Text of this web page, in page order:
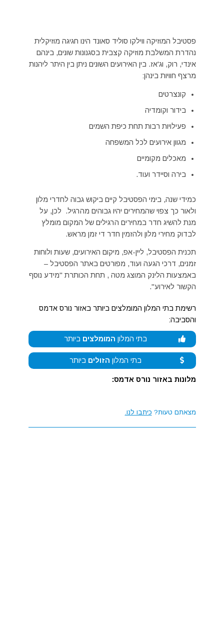
פסטיבל המוזיקה ווילקו סוליד סאונד הינו חגיגה מוזיקלית
נהדרת המשלבת מוזיקה קצבית בסגנונות שונים, בינהם
אינדי, רוק, וג'אז. בין האירועים השונים ניתן בין היתר ליהנות
מרצף חוויות בינהן:
קונצרטים
בידור וקומדיה
פעילויות רבות תחת כיפת השמים
מגוון אירועים לכל המשפחה
מאכלים מקומיים
בירה וסיידר ועוד.
כמידי שנה, בימי הפסטיבל קיים ביקוש גבוה לחדרי מלון
ולאור כך צפוי שהמחירים יהיו גבוהים מהרגיל. לכן, על
מנת להשיג חדר במחירים הרגילים של המקום מומלץ
לבדוק מחירי מלון ולהזמין חדר די זמן מראש.
תכנית הפסטיבל, ליין-אפ, מיקום האירועים, שעות ולוחות
זמנים, דרכי הגעה ועוד, מפורטים באתר הפסטיבל –
באמצעות הלינק המוצג מטה , תחת הכותרת "מידע נוסף
הקשור לאירוע".
רשימת בתי המלון המומלצים ביותר באזור נורס אדמס
והסביבה:
בתי המלון המומלצים ביותר
בתי המלון הזולים ביותר
מלונות באזור נורס אדמס:
מצאתם טעות? כיתבו לנו.